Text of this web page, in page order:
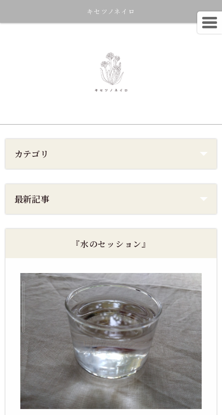
キセツノネイロ
カテゴリ
最新記事
『水のセッション』